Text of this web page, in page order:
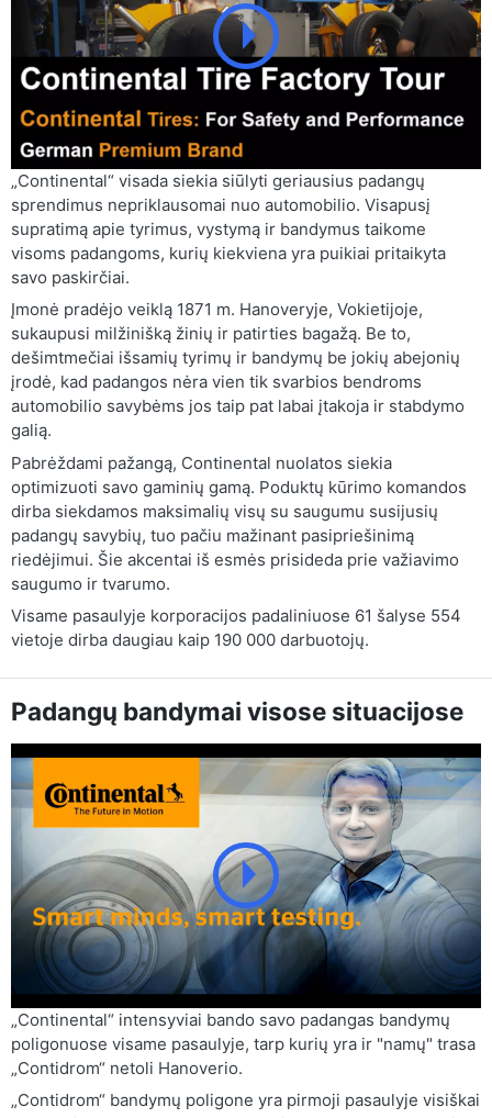
„Continental“ visada siekia siūlyti geriausius padangų
sprendimus nepriklausomai nuo automobilio. Visapusį
supratimą apie tyrimus, vystymą ir bandymus taikome
visoms padangoms, kurių kiekviena yra puikiai pritaikyta
savo paskirčiai.
Įmonė pradėjo veiklą 1871 m. Hanoveryje, Vokietijoje,
sukaupusi milžinišką žinių ir patirties bagažą. Be to,
dešimtmečiai išsamių tyrimų ir bandymų be jokių abejonių
įrodė, kad padangos nėra vien tik svarbios bendroms
automobilio savybėms jos taip pat labai įtakoja ir stabdymo
galią.
Pabrėždami pažangą, Continental nuolatos siekia
optimizuoti savo gaminių gamą. Poduktų kūrimo komandos
dirba siekdamos maksimalių visų su saugumu susijusių
padangų savybių, tuo pačiu mažinant pasipriešinimą
riedėjimui. Šie akcentai iš esmės prisideda prie važiavimo
saugumo ir tvarumo.
Visame pasaulyje korporacijos padaliniuose 61 šalyse 554
vietoje dirba daugiau kaip 190 000 darbuotojų.
Padangų bandymai visose situacijose
„Continental“ intensyviai bando savo padangas bandymų
poligonuose visame pasaulyje, tarp kurių yra ir "namų" trasa
„Contidrom“ netoli Hanoverio.
„Contidrom“ bandymų poligone yra pirmoji pasaulyje visiškai